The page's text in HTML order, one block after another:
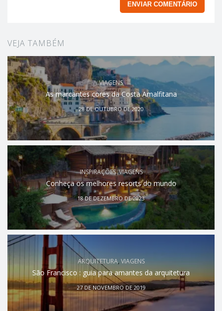
VEJA TAMBÉM
VIAGENS
As marcantes cores da Costa Amalfitana
28 DE OUTUBRO DE 2020
INSPIRAÇÕES,VIAGENS
Conheça os melhores resorts do mundo
18 DE DEZEMBRO DE 2023
ARQUITETURA, VIAGENS
São Francisco : guia para amantes da arquitetura
27 DE NOVEMBRO DE 2019